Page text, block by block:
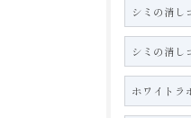
シミの消し
シミの消し
ホワイトラ